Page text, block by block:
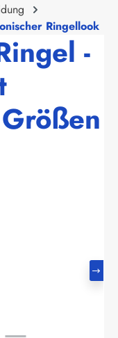
Ringellook
-